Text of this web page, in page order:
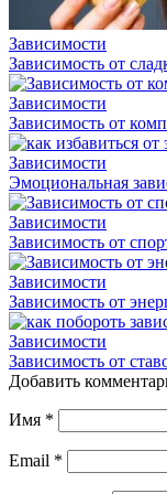
Зависимости
Зависимость от
Зависимости
Зависимость от
Зависимости
Эмоциональная
Зависимости
Зависимость от
Зависимости
Зависимость от
Зависимости
Зависимость от
Добавить
Имя *
Email *